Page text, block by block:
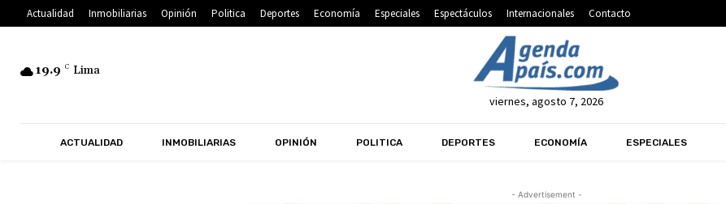
Actualidad Inmobiliarias Opinión Politica Deportes Economía Especiales Espectáculos Internacionales Contacto
19.9 C Lima
viernes, agosto 7, 2026
ACTUALIDAD INMOBILIARIAS OPINIÓN POLITICA DEPORTES ECONOMÍA ESPECIALES
- Advertisement -